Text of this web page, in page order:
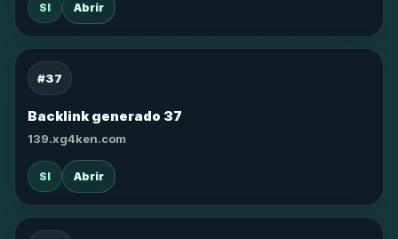
SI Abrir
#37
Backlink generado 37
139.xg4ken.com
SI Abrir